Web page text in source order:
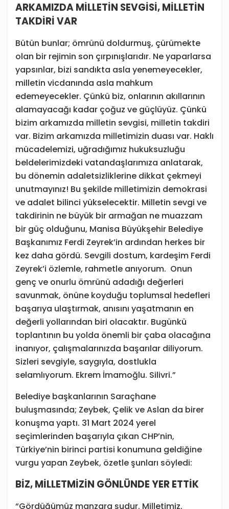
ARKAMIZDA MİLLETİN SEVGİSİ, MİLLETİN
TAKDİRİ VAR
Bütün bunlar; ömrünü doldurmuş, çürümekte
olan bir rejimin son çırpınışlarıdır. Ne yaparlarsa
yapsınlar, bizi sandıkta asla yenemeyecekler,
milletin vicdanında asla mahkum
edemeyecekler. Çünkü biz, onlarının akıllarının
alamayacağı kadar çoğuz ve güçlüyüz. Çünkü
bizim arkamızda milletin sevgisi, milletin takdiri
var. Bizim arkamızda milletimizin duası var. Haklı
mücadelemizi, uğradığımız hukuksuzluğu
beldelerimizdeki vatandaşlarımıza anlatarak,
bu dönemin adaletsizliklerine dikkat çekmeyi
unutmayınız! Bu şekilde milletimizin demokrasi
ve adalet bilinci yükselecektir. Milletin sevgi ve
takdirinin ne büyük bir armağan ne muazzam
bir güç olduğunu, Manisa Büyükşehir Belediye
Başkanımız Ferdi Zeyrek’in ardından herkes bir
kez daha gördü. Sevgili dostum, kardeşim Ferdi
Zeyrek’i özlemle, rahmetle anıyorum. Onun
genç ve onurlu ömrünü adadığı değerleri
savunmak, önüne koyduğu toplumsal hedefleri
başarıya ulaştırmak, anısını yaşatmanın en
değerli yollarından biri olacaktır. Bugünkü
toplantının bu yolda önemli bir çaba olacağına
inanıyor, çalışmalarınızda başarılar diliyorum.
Sizleri sevgiyle, saygıyla, dostlukla
selamlıyorum. Ekrem İmamoğlu. Silivri.”
Belediye başkanlarının Saraçhane
buluşmasında; Zeybek, Çelik ve Aslan da birer
konuşma yaptı. 31 Mart 2024 yerel
seçimlerinden başarıyla çıkan CHP’nin,
Türkiye’nin birinci partisi konumuna geldiğine
vurgu yapan Zeybek, özetle şunları söyledi:
BİZ, MİLLETMİZİN GÖNLÜNDE YER ETTİK
“Gördüğümüz manzara şudur. Milletimiz,